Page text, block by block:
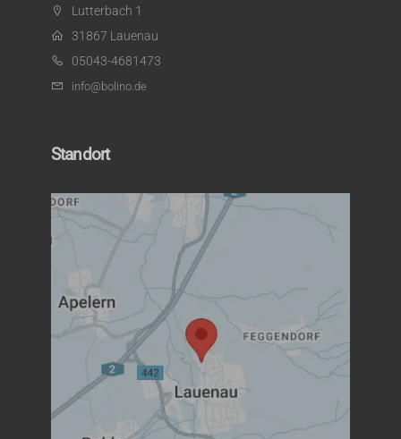
Lutterbach 1
31867 Lauenau
05043-4681473
info@bolino.de
Standort